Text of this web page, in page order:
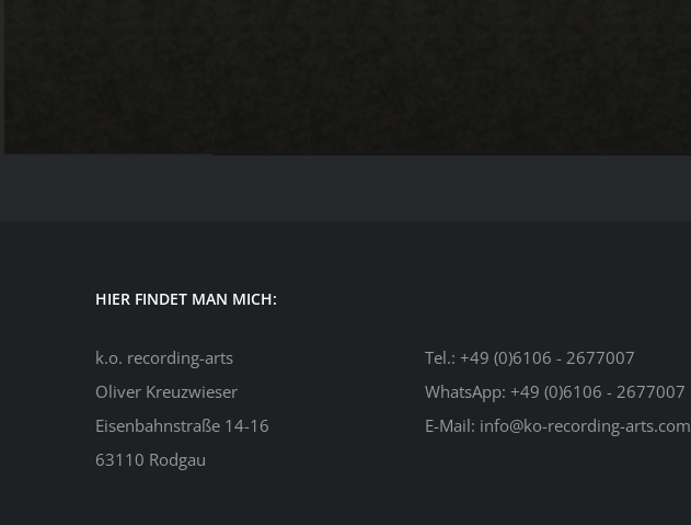
HIER FINDET MAN MICH:
k.o. recording-arts
Oliver Kreuzwieser
Eisenbahnstraße 14-16
63110 Rodgau
Tel.: +49 (0)6106 - 2677007
WhatsApp: +49 (0)6106 - 2677007
E-Mail: info@ko-recording-arts.com